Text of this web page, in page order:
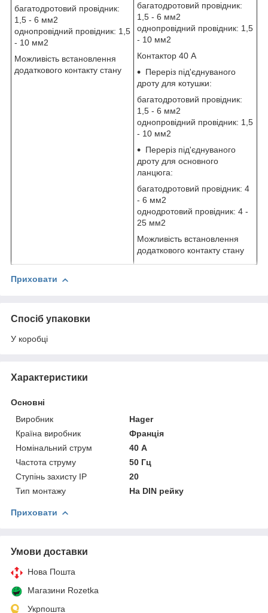
багатодротовий провідник:
1,5 - 6 мм2
однопровідний провідник: 1,5
- 10 мм2
Можливість встановлення
додаткового контакту стану
багатодротовий провідник:
1,5 - 6 мм2
однопровідний провідник: 1,5
- 10 мм2
Контактор 40 А
Переріз під'єднуваного
дроту для котушки:
багатодротовий провідник:
1,5 - 6 мм2
однопровідний провідник: 1,5
- 10 мм2
Переріз під'єднуваного
дроту для основного
ланцюга:
багатодротовий провідник: 4
- 6 мм2
однодротовий провідник: 4 -
25 мм2
Можливість встановлення
додаткового контакту стану
Приховати
Спосіб упаковки
У коробці
Характеристики
Основні
Виробник
Hager
Країна виробник
Франція
Номінальний струм
40 А
Частота струму
50 Гц
Ступінь захисту IP
20
Тип монтажу
На DIN рейку
Приховати
Умови доставки
Нова Пошта
Магазини Rozetka
Укрпошта